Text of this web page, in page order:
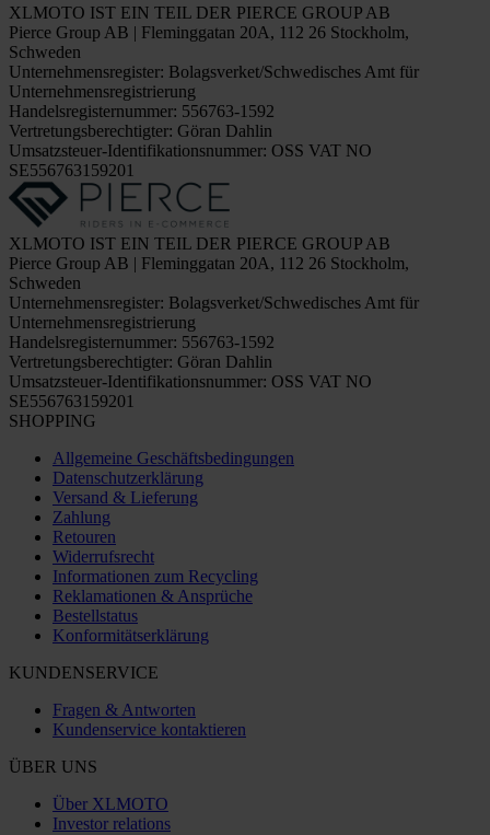
XLMOTO IST EIN TEIL DER PIERCE GROUP AB
Pierce Group AB | Fleminggatan 20A, 112 26 Stockholm,
Schweden
Unternehmensregister: Bolagsverket/Schwedisches Amt für
Unternehmensregistrierung
Handelsregisternummer: 556763-1592
Vertretungsberechtigter: Göran Dahlin
Umsatzsteuer-Identifikationsnummer: OSS VAT NO
SE556763159201
XLMOTO IST EIN TEIL DER PIERCE GROUP AB
Pierce Group AB | Fleminggatan 20A, 112 26 Stockholm,
Schweden
Unternehmensregister: Bolagsverket/Schwedisches Amt für
Unternehmensregistrierung
Handelsregisternummer: 556763-1592
Vertretungsberechtigter: Göran Dahlin
Umsatzsteuer-Identifikationsnummer: OSS VAT NO
SE556763159201
SHOPPING
Allgemeine Geschäftsbedingungen
Datenschutzerklärung
Versand & Lieferung
Zahlung
Retouren
Widerrufsrecht
Informationen zum Recycling
Reklamationen & Ansprüche
Bestellstatus
Konformitätserklärung
KUNDENSERVICE
Fragen & Antworten
Kundenservice kontaktieren
ÜBER UNS
Über XLMOTO
Investor relations